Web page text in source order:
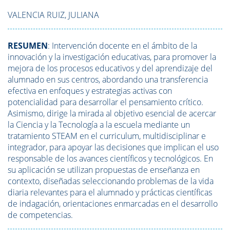
VALENCIA RUIZ, JULIANA
RESUMEN: Intervención docente en el ámbito de la
innovación y la investigación educativas, para promover la
mejora de los procesos educativos y del aprendizaje del
alumnado en sus centros, abordando una transferencia
efectiva en enfoques y estrategias activas con
potencialidad para desarrollar el pensamiento crítico.
Asimismo, dirige la mirada al objetivo esencial de acercar
la Ciencia y la Tecnología a la escuela mediante un
tratamiento STEAM en el curriculum, multidisciplinar e
integrador, para apoyar las decisiones que implican el uso
responsable de los avances científicos y tecnológicos. En
su aplicación se utilizan propuestas de enseñanza en
contexto, diseñadas seleccionando problemas de la vida
diaria relevantes para el alumnado y prácticas científicas
de indagación, orientaciones enmarcadas en el desarrollo
de competencias.